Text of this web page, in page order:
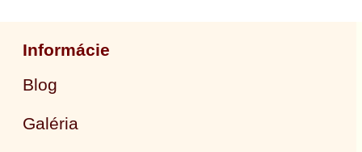
Informácie
Blog
Galéria